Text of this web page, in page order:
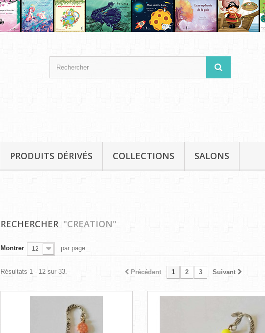
PRODUITS DÉRIVÉS COLLECTIONS SALONS
RECHERCHER "CREATION"
Montrer 12 par page
Précédent 1 2 3 Suivant
Résultats 1 - 12 sur 33.